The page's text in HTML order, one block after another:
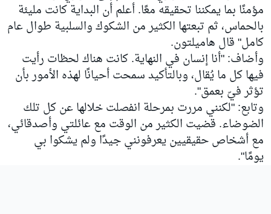
مؤمنًا بما يمكننا تحقيقه معًا. أعلم أن البداية كانت مليئة
بالحماس، ثم تبعتها الكثير من الشكوك والسلبية طوال عام
كامل" قال هاميلتون.
وأضاف: "أنا إنسان في النهاية. كانت هناك لحظات رأيت
فيها كل ما يُقال، وبالتأكيد سمحت أحيانًا لهذه الأمور بأن
تؤثر فيّ بعمق".
وتابع: "لكنني مررت بمرحلة انفصلت خلالها عن كل تلك
الضوضاء. قضيت الكثير من الوقت مع عائلتي وأصدقائي،
مع أشخاص حقيقيين يعرفونني جيدًا ولم يشكوا بي
يومًا".